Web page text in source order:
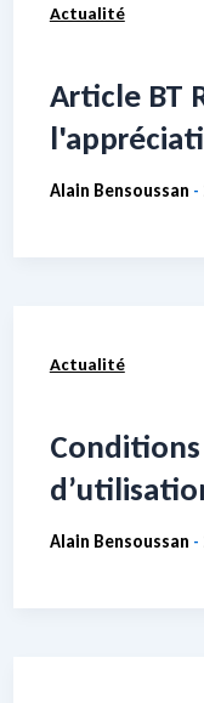
Actualité
Article BT
Alain Bensoussan -
Actualité
Alain Bensoussan -